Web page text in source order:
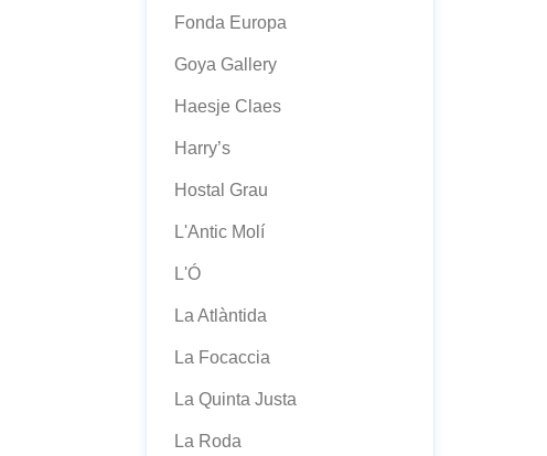
Fonda Europa
Goya Gallery
Haesje Claes
Harry’s
Hostal Grau
L'Antic Molí
L'Ó
La Atlàntida
La Focaccia
La Quinta Justa
La Roda